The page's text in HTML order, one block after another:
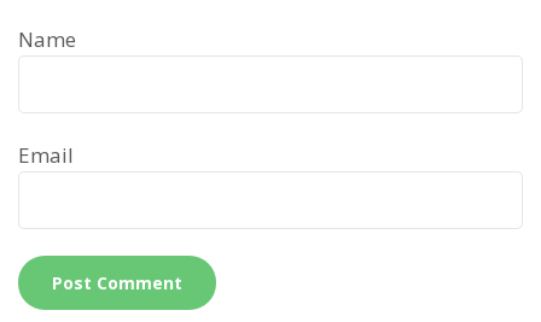
Name
Email